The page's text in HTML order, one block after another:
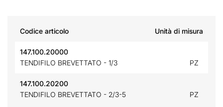
Codice articolo Unità di misura
147.100.20000
TENDIFILO BREVETTATO - 1/3
PZ
147.100.20200
TENDIFILO BREVETTATO - 2/3-5
PZ